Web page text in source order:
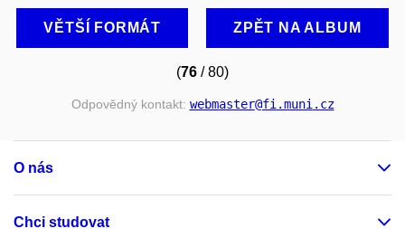
VĚTŠÍ FORMÁT ZPĚT NA ALBUM
(76 / 80)
Odpovědný kontakt: webmaster@fi.muni.cz
O nás
Chci studovat